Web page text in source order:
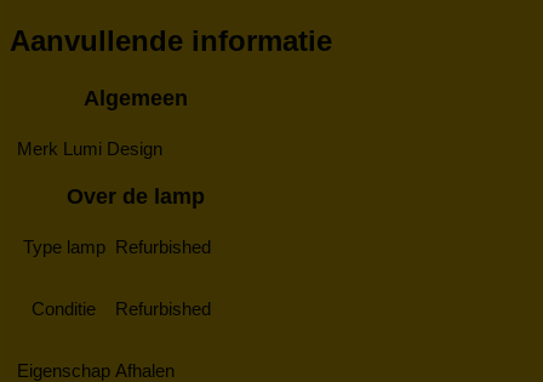
Aanvullende informatie
Algemeen
Merk Lumi Design
Over de lamp
Type lamp Refurbished
Conditie Refurbished
Eigenschap Afhalen